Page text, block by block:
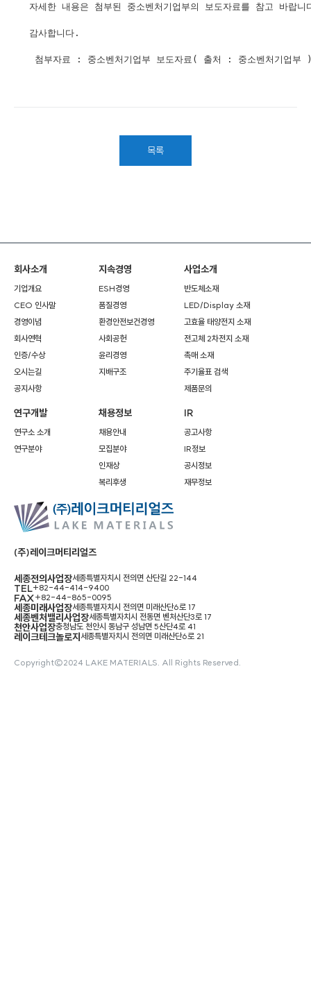
자세한 내용은 첨부된 중소벤처기업부의 보도자료를 참고 바랍니
감사합니다.
첨부자료 : 중소벤처기업부 보도자료( 출처 : 중소벤처기업부
목록
(주)레이크머티리얼즈
세종전의사업장세종특별자치시 전의면 산단길 22-144
TEL+82-44-414-9400
FAX+82-44-865-0095
세종미래사업장세종특별자치시 전의면 미래산단6로 17
세종벤처밸리사업장세종특별자치시 전동면 벤처산단3로 17
천안사업장충청남도 천안시 동남구 성남면 5산단4로 41
레이크테크놀로지세종특별자치시 전의면 미래산단6로 21
Copyright©2024 LAKE MATERIALS. All Rights Reserved.
회사소개
기업개요
CEO 인사말
경영이념
회사연혁
인증/수상
오시는길
공지사항
지속경영
ESH경영
품질경영
환경안전보건경영
사회공헌
윤리경영
지배구조
사업소개
반도체소재
LED/Display 소재
고효율 태양전지 소재
전고체 2차전지 소재
촉매 소재
주기율표 검색
제품문의
연구개발
연구소 소개
연구분야
채용정보
채용안내
모집분야
인재상
복리후생
IR
공고사항
IR정보
공시정보
재무정보